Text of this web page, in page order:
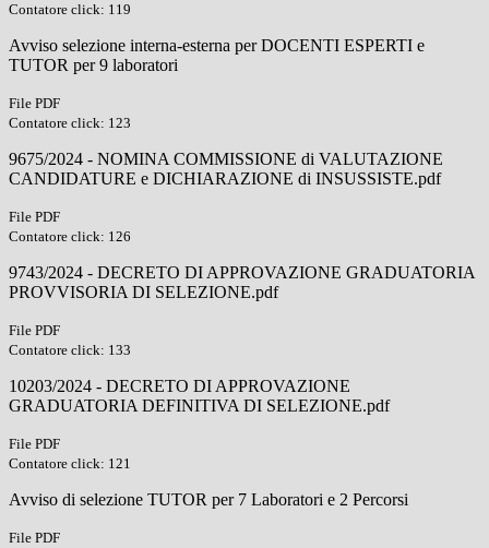
Contatore click: 119
Avviso selezione interna-esterna per DOCENTI ESPERTI e
TUTOR per 9 laboratori
File PDF
Contatore click: 123
9675/2024 - NOMINA COMMISSIONE di VALUTAZIONE
CANDIDATURE e DICHIARAZIONE di INSUSSISTE.pdf
File PDF
Contatore click: 126
9743/2024 - DECRETO DI APPROVAZIONE GRADUATORIA
PROVVISORIA DI SELEZIONE.pdf
File PDF
Contatore click: 133
10203/2024 - DECRETO DI APPROVAZIONE
GRADUATORIA DEFINITIVA DI SELEZIONE.pdf
File PDF
Contatore click: 121
Avviso di selezione TUTOR per 7 Laboratori e 2 Percorsi
File PDF